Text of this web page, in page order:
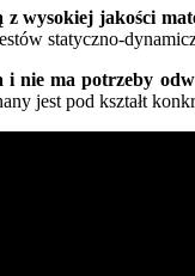
wysokiej jakości
statyczno-
nie ma potrzeby
jest pod kształt